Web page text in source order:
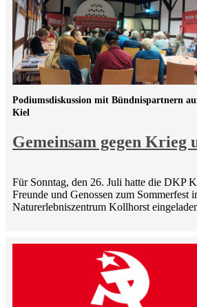
Gemeinsam gegen Krieg
Podiumsdiskussion mit Bündnispartnern
Kiel
Für Sonntag, den 26. Juli hatte die DKP
Freunde und Genossen zum Sommerfest
Naturerlebniszentrum Kollhorst